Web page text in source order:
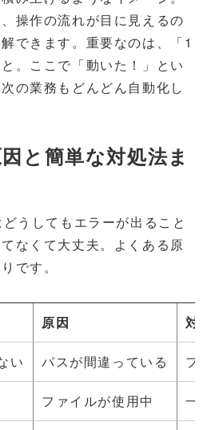
操作の流れが目に見えるの
できます。重要なのは、「1
。ここで「動いた！」とい
の業務もどんどん自動化し
と簡単な対処法ま
うしてもエラーが出ること
なくて大丈夫。よくある原
です。
原因 対
い パスが間違っている フ
ファイルが使用中 一